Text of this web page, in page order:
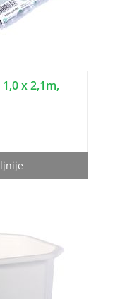
x 2,1m,